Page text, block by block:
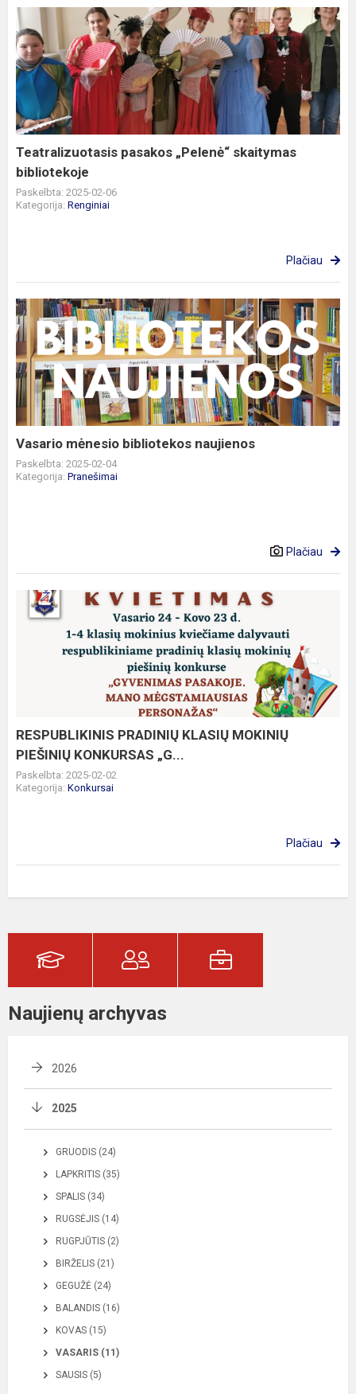
Teatralizuotasis
pasakos
„Pelenė“
skaitymas
bibliotekoje
Teatralizuotasis pasakos „Pelenė“ skaitymas
bibliotekoje
Paskelbta: 2025-02-06
Kategorija: Renginiai
Plačiau
Vasario
mėnesio
bibliotekos
naujienos
Vasario mėnesio bibliotekos naujienos
Paskelbta: 2025-02-04
Kategorija: Pranešimai
Plačiau
RESPUBLIKINIS
PRADINIŲ
MOKINIŲ
RESPUBLIKINIS PRADINIŲ KLASIŲ MOKINIŲ
PIEŠINIŲ KONKURSAS „G...
Paskelbta: 2025-02-02
Kategorija: Konkursai
Plačiau
Naujienų archyvas
2026
2025
GRUODIS (24)
LAPKRITIS (35)
SPALIS (34)
RUGSĖJIS (14)
RUGPJŪTIS (2)
BIRŽELIS (21)
GEGUŽĖ (24)
BALANDIS (16)
KOVAS (15)
VASARIS (11)
SAUSIS (5)